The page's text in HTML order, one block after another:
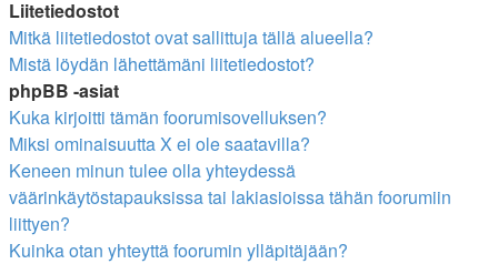
Liitetiedostot
Mitkä liitetiedostot ovat sallittuja tällä alueella?
Mistä löydän lähettämäni liitetiedostot?
phpBB -asiat
Kuka kirjoitti tämän foorumisovelluksen?
Miksi ominaisuutta X ei ole saatavilla?
Keneen minun tulee olla yhteydessä
väärinkäytöstapauksissa tai lakiasioissa tähän foorumiin
liittyen?
Kuinka otan yhteyttä foorumin ylläpitäjään?